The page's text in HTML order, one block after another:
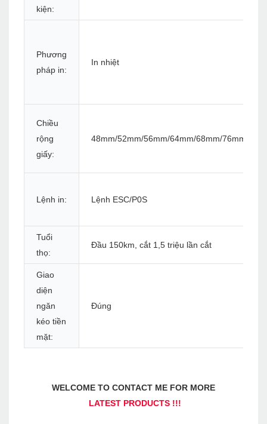
kiện:
Phương
pháp in:
In nhiệt
Chiều
rộng
giấy:
48mm/52mm/56mm/64mm/68mm/76mm/
Lệnh in: Lệnh ESC/P0S
Tuổi
thọ:
Đầu 150km, cắt 1,5 triệu lần cắt
Giao
diện
ngăn
kéo tiền
mặt:
Đúng